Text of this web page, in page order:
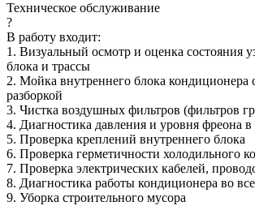
Техническое обслуживание
?
В работу входит:
1. Визуальный осмотр и оценка состояния
блока и трассы
2. Мойка внутреннего блока кондиционера
разборкой
3. Чистка воздушных фильтров (фильтров
4. Диагностика давления и уровня фреона в
5. Проверка креплений внутреннего блока
6. Проверка герметичности холодильного
7. Проверка электрических кабелей,
8. Диагностика работы кондиционера во
9. Уборка строительного мусора